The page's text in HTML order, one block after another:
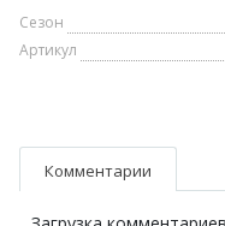
Сезон
Артикул
Комментарии